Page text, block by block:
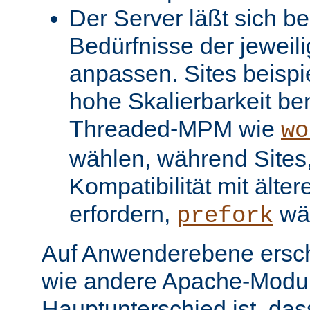
Der Server läßt sich
Bedürfnisse der
anpassen. Sites
hohe Skalierbarkeit
Threaded-MPM wie
wählen, während
Kompatibilität mit
erfordern, prefork
Auf Anwenderebene
wie andere Apache-